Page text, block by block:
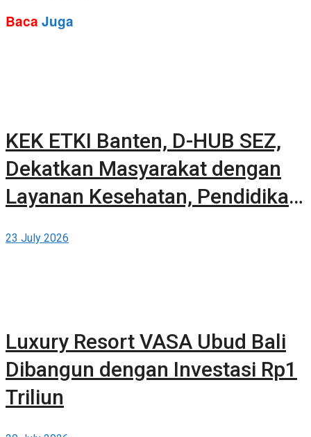
Baca Juga
KEK ETKI Banten, D-HUB SEZ,
Dekatkan Masyarakat dengan
Layanan Kesehatan, Pendidikan,
BSD City
23 July 2026
Luxury Resort VASA Ubud Bali
Dibangun dengan Investasi Rp1
Triliun